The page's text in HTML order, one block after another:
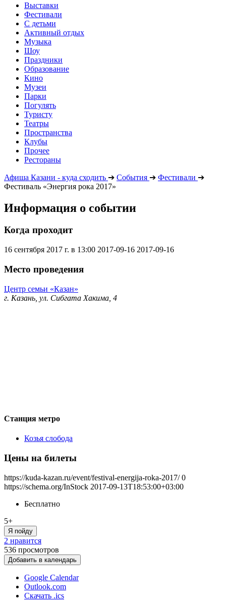
Выставки
Фестивали
С детьми
Активный отдых
Музыка
Шоу
Праздники
Образование
Кино
Музеи
Парки
Погулять
Туристу
Театры
Пространства
Клубы
Прочее
Рестораны
Афиша Казани - куда сходить ➔ События ➔ Фестивали ➔
Фестиваль «Энергия рока 2017»
Информация о событии
Когда проходит
16 сентября 2017 г. в 13:00 2017-09-16 2017-09-16
Место проведения
Центр семьи «Казан»
г. Казань, ул. Сибгата Хакима, 4
Станция метро
Козья слобода
Цены на билеты
https://kuda-kazan.ru/event/festival-energija-roka-2017/ 0
https://schema.org/InStock 2017-09-13T18:53:00+03:00
Бесплатно
5+
Я пойду
2 нравится
536 просмотров
Добавить в календарь
Google Calendar
Outlook.com
Скачать .ics